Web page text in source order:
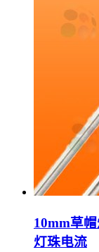
10mm草
灯珠电流